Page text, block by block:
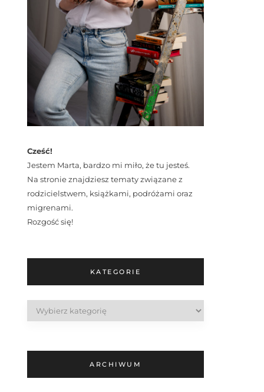
Cześć!
Jestem Marta, bardzo mi miło, że tu jesteś.
Na stronie znajdziesz tematy związane z
rodzicielstwem, książkami, podróżami oraz
migrenami.
Rozgość się!
KATEGORIE
ARCHIWUM